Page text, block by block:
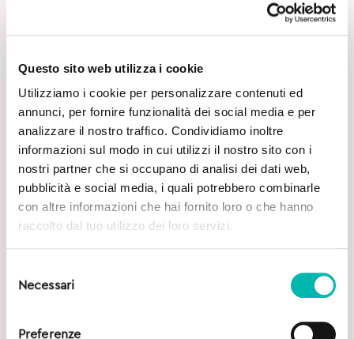
Questo sito web utilizza i cookie
Utilizziamo i cookie per personalizzare contenuti ed
annunci, per fornire funzionalità dei social media e per
analizzare il nostro traffico. Condividiamo inoltre
informazioni sul modo in cui utilizzi il nostro sito con i
nostri partner che si occupano di analisi dei dati web,
pubblicità e social media, i quali potrebbero combinarle
con altre informazioni che hai fornito loro o che hanno
raccolto dal tuo utilizzo dei loro servizi.
delNecessari
Preferenze
Potrebbe Interessarti